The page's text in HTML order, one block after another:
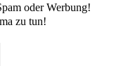
oder Werbung!
zu tun!